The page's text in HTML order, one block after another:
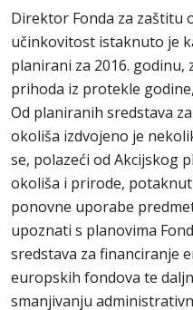
Direktor Fonda za zaštitu
učinkovitost istaknuto je
planirani za 2016. godinu,
prihoda iz protekle
Od planiranih sredstava
okoliša izdvojeno je
se, polazeći od Akcijskog
okoliša i prirode,
ponovne uporabe
upoznati s planovima
sredstava za financiranje
europskih fondova te
smanjivanju